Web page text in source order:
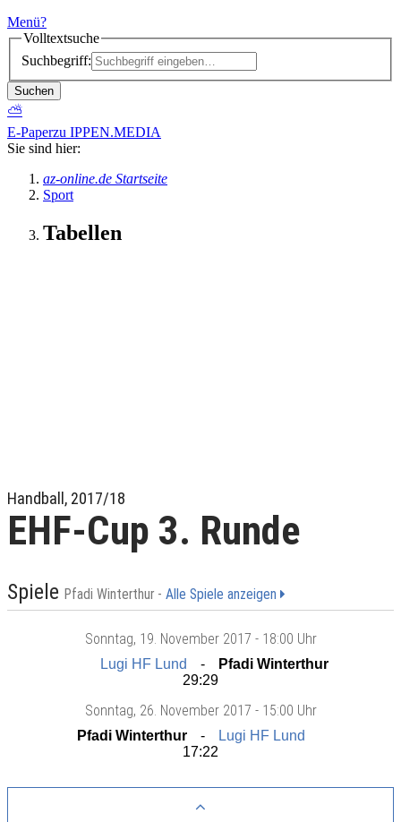
Menü?
Volltextsuche
Suchbegriff:
Suchen
⛅
E-Paperzu IPPEN.MEDIA
Sie sind hier:
az-online.de Startseite
Sport
Tabellen
Handball, 2017/18
EHF-Cup 3. Runde
Spiele Pfadi Winterthur - Alle Spiele anzeigen
Sonntag, 19. November 2017 - 18:00 Uhr
Lugi HF Lund
Pfadi Winterthur
29:29
Sonntag, 26. November 2017 - 15:00 Uhr
Pfadi Winterthur
Lugi HF Lund
17:22